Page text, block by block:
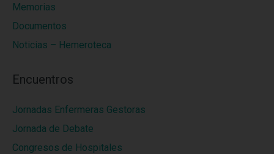
Memorias
Documentos
Noticias – Hemeroteca
Encuentros
Jornadas Enfermeras Gestoras
Jornada de Debate
Congresos de Hospitales